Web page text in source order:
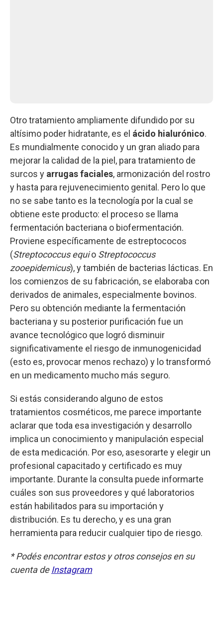
Otro tratamiento ampliamente difundido por su
altísimo poder hidratante, es el ácido hialurónico.
Es mundialmente conocido y un gran aliado para
mejorar la calidad de la piel, para tratamiento de
surcos y arrugas faciales, armonización del rostro
y hasta para rejuvenecimiento genital. Pero lo que
no se sabe tanto es la tecnología por la cual se
obtiene este producto: el proceso se llama
fermentación bacteriana o biofermentación.
Proviene específicamente de estreptococos
(Streptococcus equio Streptococcus
zooepidemicus), y también de bacterias lácticas. En
los comienzos de su fabricación, se elaboraba con
derivados de animales, especialmente bovinos.
Pero su obtención mediante la fermentación
bacteriana y su posterior purificación fue un
avance tecnológico que logró disminuir
significativamente el riesgo de inmunogenicidad
(esto es, provocar menos rechazo) y lo transformó
en un medicamento mucho más seguro.
Si estás considerando alguno de estos
tratamientos cosméticos, me parece importante
aclarar que toda esa investigación y desarrollo
implica un conocimiento y manipulación especial
de esta medicación. Por eso, asesorarte y elegir un
profesional capacitado y certificado es muy
importante. Durante la consulta puede informarte
cuáles son sus proveedores y qué laboratorios
están habilitados para su importación y
distribución. Es tu derecho, y es una gran
herramienta para reducir cualquier tipo de riesgo.
* Podés encontrar estos y otros consejos en su
cuenta de Instagram